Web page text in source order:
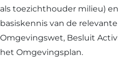
als toezichthouder milieu)
basiskennis van de
Omgevingswet, Besluit
het Omgevingsplan.